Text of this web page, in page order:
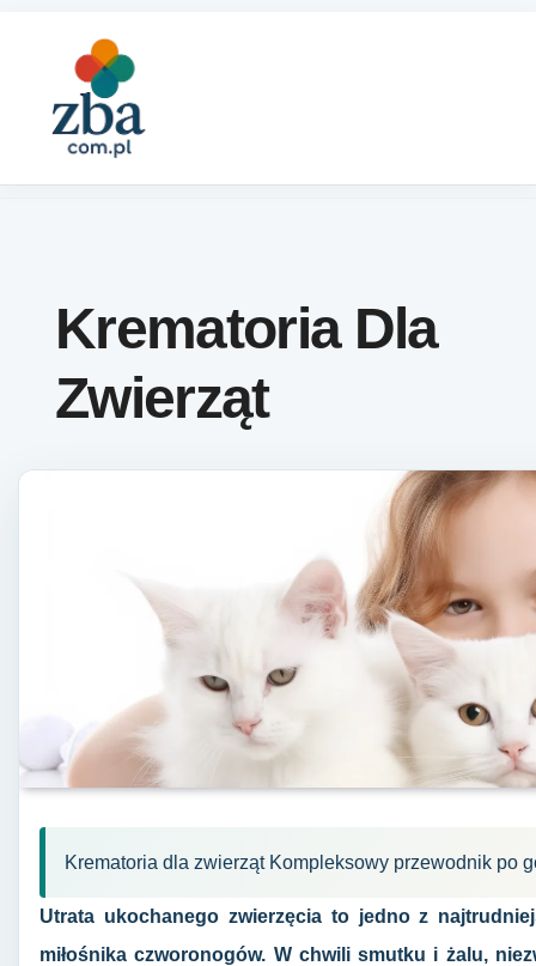
Krematoria Dla
Zwierząt
Krematoria dla zwierząt Kompleksowy przewodnik po
Utrata ukochanego zwierzęcia to jedno z
miłośnika czworonogów. W chwili smutku i żalu,